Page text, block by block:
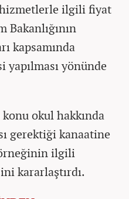
hizmetlerle ilgili fiyat
kapsamında
yönünde
okul hakkında
gerektiği kanaatine
ilgili
kararlaştırdı.